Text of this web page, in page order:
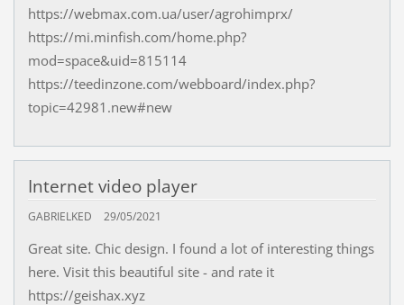
https://webmax.com.ua/user/agrohimprx/
https://mi.minfish.com/home.php?
mod=space&uid=815114
https://teedinzone.com/webboard/index.php?
topic=42981.new#new
Internet video player
GABRIELKED 29/05/2021
Great site. Chic design. I found a lot of interesting things
here. Visit this beautiful site - and rate it
https://geishax.xyz